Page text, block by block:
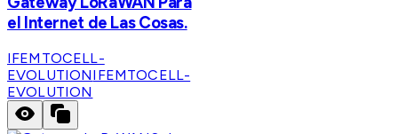
el Internet de Las Cosas.
IFEMTOCELL-
EVOLUTIONIFEMTOCELL-
EVOLUTION